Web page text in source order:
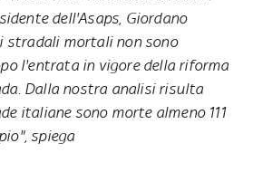
dell'Asaps, Giordano
stradali mortali non sono
l'entrata in vigore della riforma
Dalla nostra analisi risulta
italiane sono morte almeno 111
spiega